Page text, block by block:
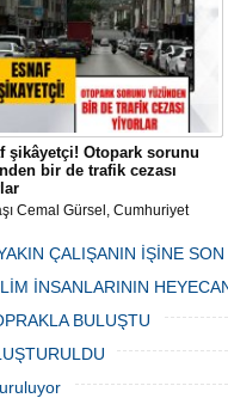
şikâyetçi! Otopark sorunu
bir de trafik cezası
Cemal Gürsel, Cumhuriyet
esnaf ve alışverişe gelen
park cezaları yüzünden
bezdi.
ÇALIŞANIN İŞİNE
İNSANLARININ
BULUŞTU